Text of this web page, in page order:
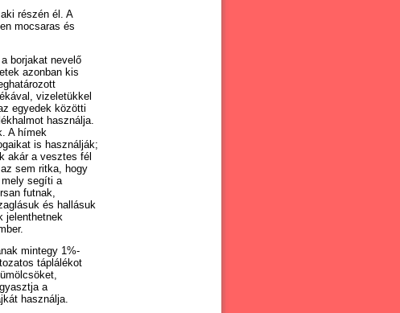
részén él. A
mocsaras és
borjakat nevelő
azonban kis
vizeletükkel
egyedek közötti
használja.
A hímek
is használják;
akár a vesztes fél
sem ritka, hogy
segíti a
futnak,
és hallásuk
jelenthetnek
mintegy 1%-
táplálékot
a
használja.